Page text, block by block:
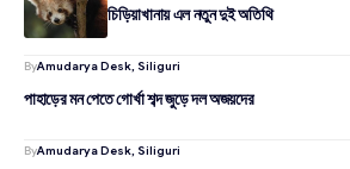
বড়দিনে দার্জিলিং চিড়িয়াখানায় এল নতুন দুই অতিথি
ByAmudarya Desk, Siliguri
পাহাড়ের মন পেতে গোর্খা শব্দ জুড়ে দল অজয়দের
ByAmudarya Desk, Siliguri